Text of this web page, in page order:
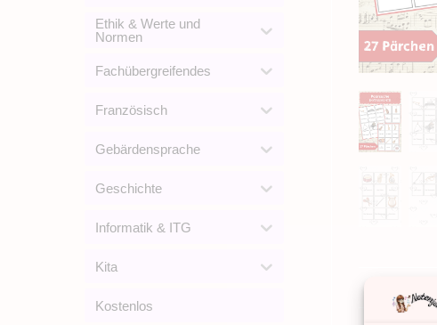
Ethik & Werte und
Normen
Fachübergreifendes
Französisch
Gebärdensprache
Geschichte
Informatik & ITG
Kita
Kostenlos